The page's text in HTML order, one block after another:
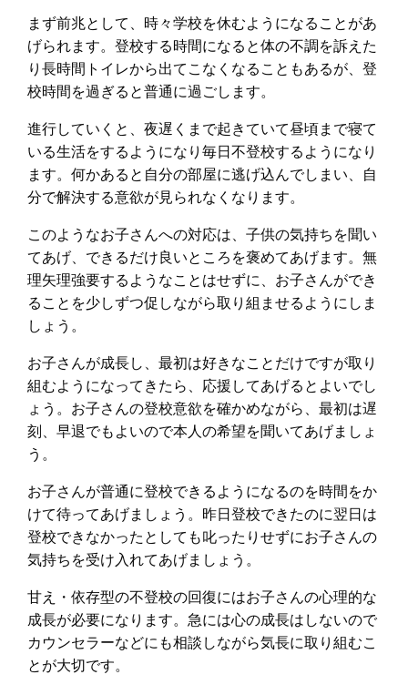
まず前兆として、時々学校を休むようになることがあ
げられます。登校する時間になると体の不調を訴えた
り長時間トイレから出てこなくなることもあるが、登
校時間を過ぎると普通に過ごします。
進行していくと、夜遅くまで起きていて昼頃まで寝て
いる生活をするようになり毎日不登校するようになり
ます。何かあると自分の部屋に逃げ込んでしまい、自
分で解決する意欲が見られなくなります。
このようなお子さんへの対応は、子供の気持ちを聞い
てあげ、できるだけ良いところを褒めてあげます。無
理矢理強要するようなことはせずに、お子さんができ
ることを少しずつ促しながら取り組ませるようにしま
しょう。
お子さんが成長し、最初は好きなことだけですが取り
組むようになってきたら、応援してあげるとよいでし
ょう。お子さんの登校意欲を確かめながら、最初は遅
刻、早退でもよいので本人の希望を聞いてあげましょ
う。
お子さんが普通に登校できるようになるのを時間をか
けて待ってあげましょう。昨日登校できたのに翌日は
登校できなかったとしても叱ったりせずにお子さんの
気持ちを受け入れてあげましょう。
甘え・依存型の不登校の回復にはお子さんの心理的な
成長が必要になります。急には心の成長はしないので
カウンセラーなどにも相談しながら気長に取り組むこ
とが大切です。